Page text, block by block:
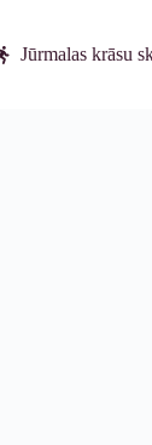
Jūrmalas krāsu